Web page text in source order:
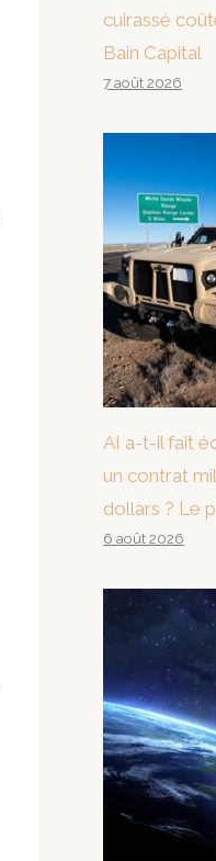
cuirassé
Bain Capital
7 août 2026
AI a-t-il fait
un contrat
dollars ? Le
6 août 2026